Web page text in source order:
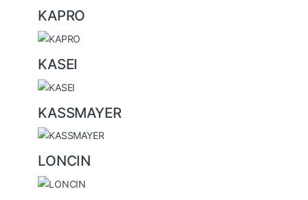
KAPRO
KASEI
KASSMAYER
LONCIN